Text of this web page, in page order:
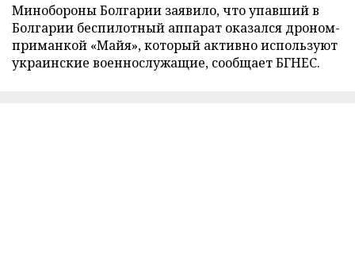
Минобороны Болгарии заявило, что упавший в
Болгарии беспилотный аппарат оказался дроном-
приманкой «Майя», который активно используют
украинские военнослужащие, сообщает БГНЕС.